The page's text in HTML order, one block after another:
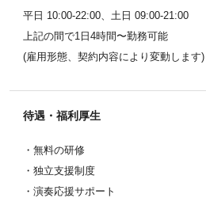
平日 10:00-22:00、土日 09:00-21:00
上記の間で1日4時間〜勤務可能
(雇用形態、契約内容により変動します)
待遇・福利厚生
・無料の研修
・独立支援制度
・演奏応援サポート